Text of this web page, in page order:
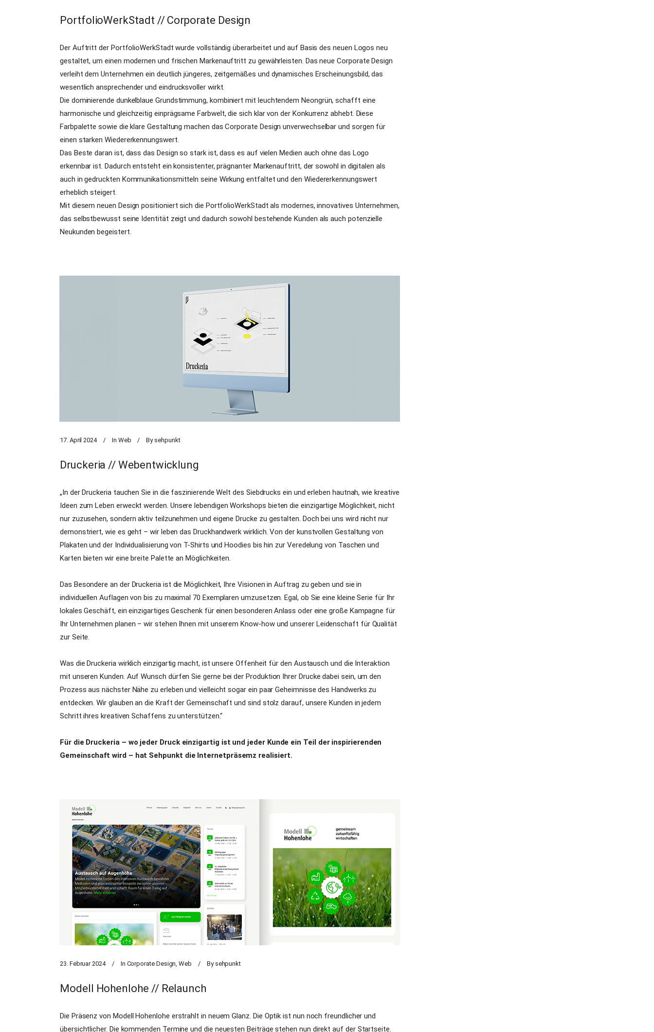
PortfolioWerkStadt // Corporate Design
Der Auftritt der PortfolioWerkStadt wurde vollständig überarbeitet und auf Basis des neuen Logos neu
gestaltet, um einen modernen und frischen Markenauftritt zu gewährleisten. Das neue Corporate Design
verleiht dem Unternehmen ein deutlich jüngeres, zeitgemäßes und dynamisches Erscheinungsbild, das
wesentlich ansprechender und eindrucksvoller wirkt.
Die dominierende dunkelblaue Grundstimmung, kombiniert mit leuchtendem Neongrün, schafft eine
harmonische und gleichzeitig einprägsame Farbwelt, die sich klar von der Konkurrenz abhebt. Diese
Farbpalette sowie die klare Gestaltung machen das Corporate Design unverwechselbar und sorgen für
einen starken Wiedererkennungswert.
Das Beste daran ist, dass das Design so stark ist, dass es auf vielen Medien auch ohne das Logo
erkennbar ist. Dadurch entsteht ein konsistenter, prägnanter Markenauftritt, der sowohl in digitalen als
auch in gedruckten Kommunikationsmitteln seine Wirkung entfaltet und den Wiedererkennungswert
erheblich steigert.
Mit diesem neuen Design positioniert sich die PortfolioWerkStadt als modernes, innovatives Unternehmen,
das selbstbewusst seine Identität zeigt und dadurch sowohl bestehende Kunden als auch potenzielle
Neukunden begeistert.
17. April 2024 In Web By sehpunkt
Druckeria // Webentwicklung
„In der Druckeria tauchen Sie in die faszinierende Welt des Siebdrucks ein und erleben hautnah, wie kreative
Ideen zum Leben erweckt werden. Unsere lebendigen Workshops bieten die einzigartige Möglichkeit, nicht
nur zuzusehen, sondern aktiv teilzunehmen und eigene Drucke zu gestalten. Doch bei uns wird nicht nur
demonstriert, wie es geht – wir leben das Druckhandwerk wirklich. Von der kunstvollen Gestaltung von
Plakaten und der Individualisierung von T-Shirts und Hoodies bis hin zur Veredelung von Taschen und
Karten bieten wir eine breite Palette an Möglichkeiten.
Das Besondere an der Druckeria ist die Möglichkeit, Ihre Visionen in Auftrag zu geben und sie in
individuellen Auflagen von bis zu maximal 70 Exemplaren umzusetzen. Egal, ob Sie eine kleine Serie für Ihr
lokales Geschäft, ein einzigartiges Geschenk für einen besonderen Anlass oder eine große Kampagne für
Ihr Unternehmen planen – wir stehen Ihnen mit unserem Know-how und unserer Leidenschaft für Qualität
zur Seite.
Was die Druckeria wirklich einzigartig macht, ist unsere Offenheit für den Austausch und die Interaktion
mit unseren Kunden. Auf Wunsch dürfen Sie gerne bei der Produktion Ihrer Drucke dabei sein, um den
Prozess aus nächster Nähe zu erleben und vielleicht sogar ein paar Geheimnisse des Handwerks zu
entdecken. Wir glauben an die Kraft der Gemeinschaft und sind stolz darauf, unsere Kunden in jedem
Schritt ihres kreativen Schaffens zu unterstützen.“
Für die Druckeria – wo jeder Druck einzigartig ist und jeder Kunde ein Teil der inspirierenden
Gemeinschaft wird – hat Sehpunkt die Internetpräsemz realisiert.
23. Februar 2024 In Corporate Design,Web By sehpunkt
Modell Hohenlohe // Relaunch
Die Präsenz von Modell Hohenlohe erstrahlt in neuem Glanz. Die Optik ist nun noch freundlicher und
übersichtlicher. Die kommenden Termine und die neuesten Beiträge stehen nun direkt auf der Startseite.